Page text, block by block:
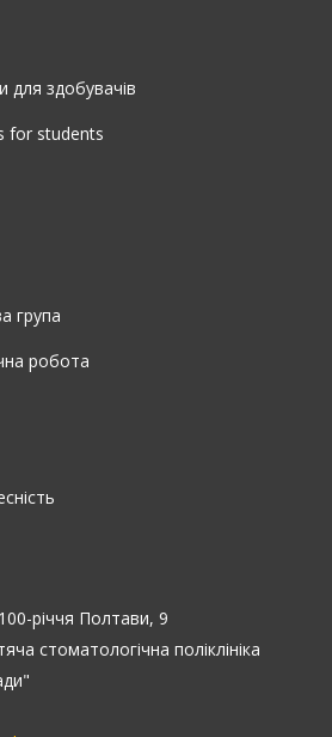
для здобувачів
for students
група
робота
річчя Полтави, 9
стоматологічна поліклініка